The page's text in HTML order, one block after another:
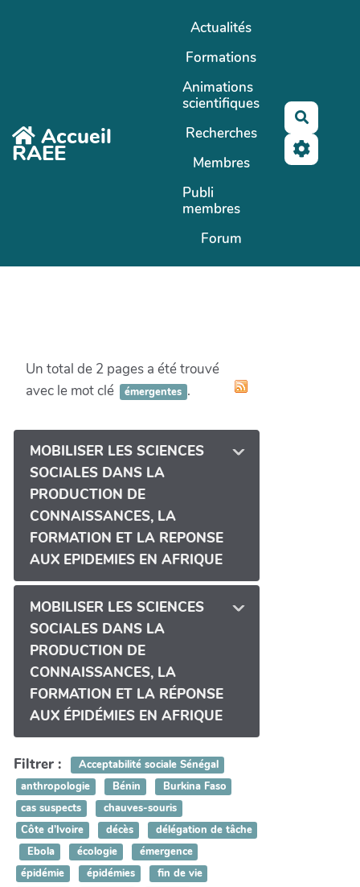
Accueil
RAEE
Actualités
Formations
Animations
scientifiques
Recherches
Membres
Publi
membres
Forum
Un total de 2 pages a été trouvé
avec le mot clé
émergentes .
MOBILISER LES SCIENCES
SOCIALES DANS LA
PRODUCTION DE
CONNAISSANCES, LA
FORMATION ET LA REPONSE
AUX EPIDEMIES EN AFRIQUE
MOBILISER LES SCIENCES
SOCIALES DANS LA
PRODUCTION DE
CONNAISSANCES, LA
FORMATION ET LA RÉPONSE
AUX ÉPIDÉMIES EN AFRIQUE
Filtrer :
Acceptabilité sociale Sénégal
anthropologie
Bénin
Burkina Faso
cas suspects
chauves-souris
Côte d’Ivoire
décès
délégation de tâche
Ebola
écologie
émergence
épidémie
épidémies
fin de vie